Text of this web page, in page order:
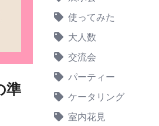
準
使ってみた
大人数
交流会
パーティー
ケータリング
室内花見